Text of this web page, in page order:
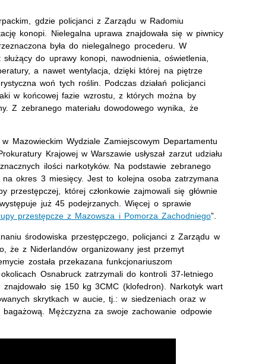
gdzie policjanci z Zarządu w Radomiu
konopi. Nielegalna uprawa znajdowała się w piwnicy
była do nielegalnego procederu. W
do uprawy konopi, nawodnienia, oświetlenia,
a nawet wentylacja, dzięki której na piętrze
woń tych roślin. Podczas działań policjanci
w końcowej fazie wzrostu, z których można by
Z zebranego materiału dowodowego wynika, że
Mazowieckim Wydziale Zamiejscowym Departamentu
Krajowej w Warszawie usłyszał zarzut udziału
ilości narkotyków. Na podstawie zebranego
na okres 3 miesięcy. Jest to kolejna osoba zatrzymana
przestępczej, której członkowie zajmowali się głównie
już 45 podejrzanych. Więcej o sprawie
przestępcze z Mazowsza i Pomorza Zachodniego”.
środowiska przestępczego, policjanci z Zarządu w
że z Niderlandów organizowany jest przemyt
została przekazana funkcjonariuszom
Osnabruck zatrzymali do kontroli 37-letniego
się 150 kg 3CMC (klofedron). Narkotyk wart
skrytkach w aucie, tj.: w siedzeniach oraz w
Mężczyzna za swoje zachowanie odpowie